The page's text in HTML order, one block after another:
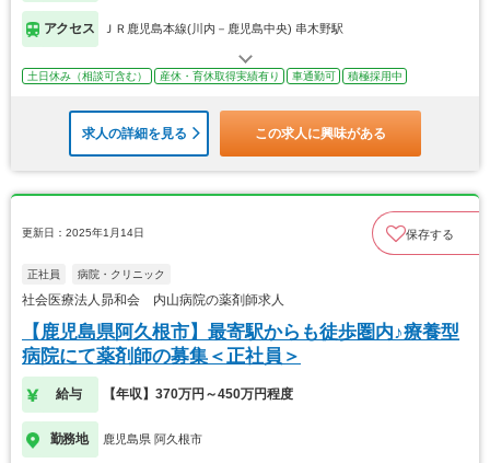
アクセス ＪＲ鹿児島本線(川内－鹿児島中央) 串木野駅
土日休み（相談可含む） 産休・育休取得実績有り 車通勤可 積極採用中
求人の詳細を見る この求人に興味がある
更新日：2025年1月14日 保存する
正社員 病院・クリニック
社会医療法人昴和会 内山病院の薬剤師求人
【鹿児島県阿久根市】最寄駅からも徒歩圏内♪療養型
病院にて薬剤師の募集＜正社員＞
給与 【年収】370万円～450万円程度
勤務地 鹿児島県 阿久根市